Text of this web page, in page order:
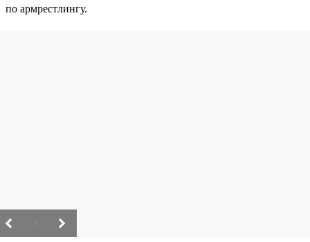
по армрестлингу.